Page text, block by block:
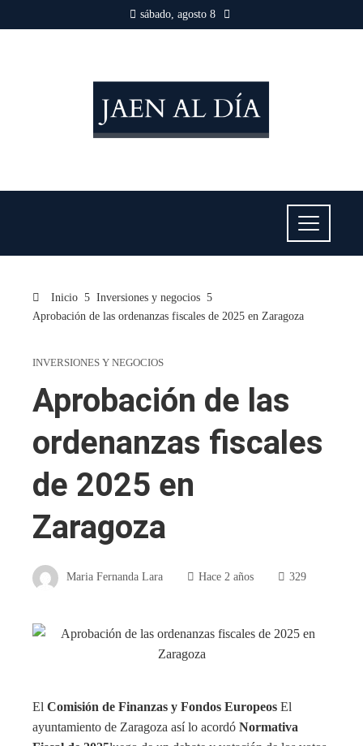
sábado, agosto 8
Inicio
Inversiones y negocios
Aprobación de las ordenanzas fiscales de 2025 en Zaragoza
INVERSIONES Y NEGOCIOS
Aprobación de las
ordenanzas fiscales
de 2025 en
Zaragoza
Maria Fernanda Lara Hace 2 años 329
El Comisión de Finanzas y Fondos Europeos El
ayuntamiento de Zaragoza así lo acordó Normativa